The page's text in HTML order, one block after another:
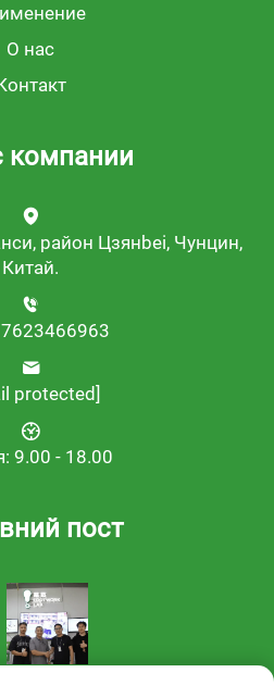
О нас
компании
район Цзянbei, Чунцин,
Китай.
protected]
9.00 - 18.00
пост